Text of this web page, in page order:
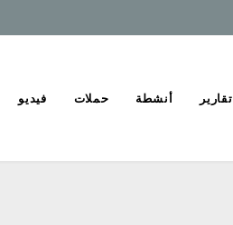
تقارير أنشطة حملات فيديو